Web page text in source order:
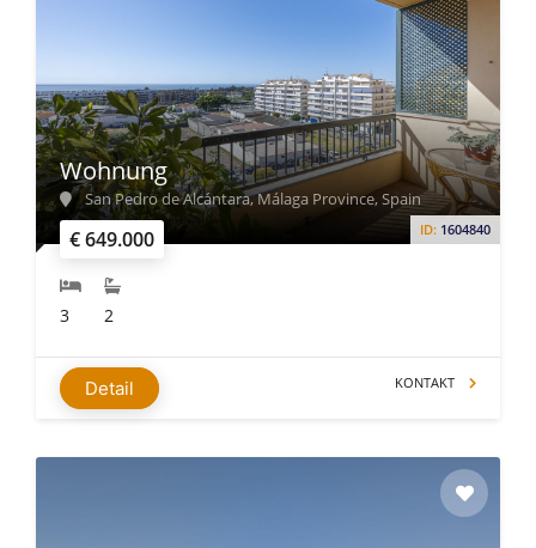
€ 649.000 ID: 1604840
Wohnung
San Pedro de Alcántara, Málaga Province, Spain
3 2
Detail KONTAKT